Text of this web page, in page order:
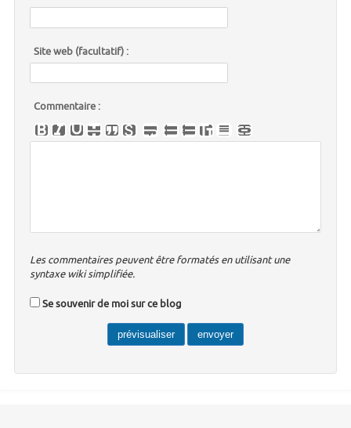
Site web (facultatif) :
Commentaire :
Les commentaires peuvent être formatés en utilisant une
syntaxe wiki simplifiée.
Se souvenir de moi sur ce blog